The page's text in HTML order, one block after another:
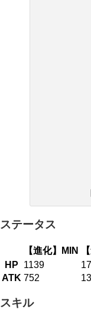
ステータス
【進化】MIN
HP
1139
ATK 752
スキル